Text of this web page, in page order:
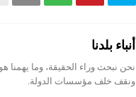
أنباء بلدنا
نحن نبحث وراء الحقيقة، وما يهمنا
ونقف خلف مؤسسات الدولة.